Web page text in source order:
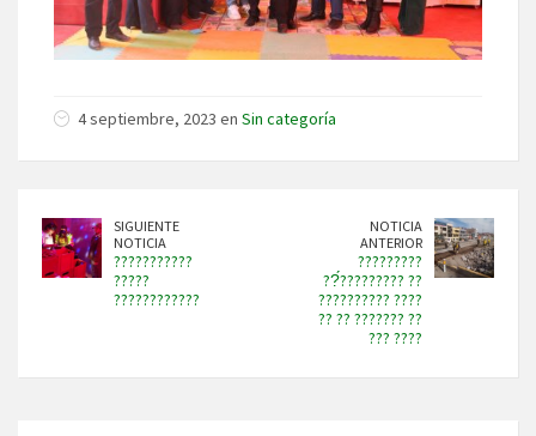
4 septiembre, 2023 en Sin categoría
SIGUIENTE
NOTICIA
???????????
?????
????????????
NOTICIA
ANTERIOR
?????????
??́????????? ??
?????????? ????
?? ?? ??????? ??
??? ????